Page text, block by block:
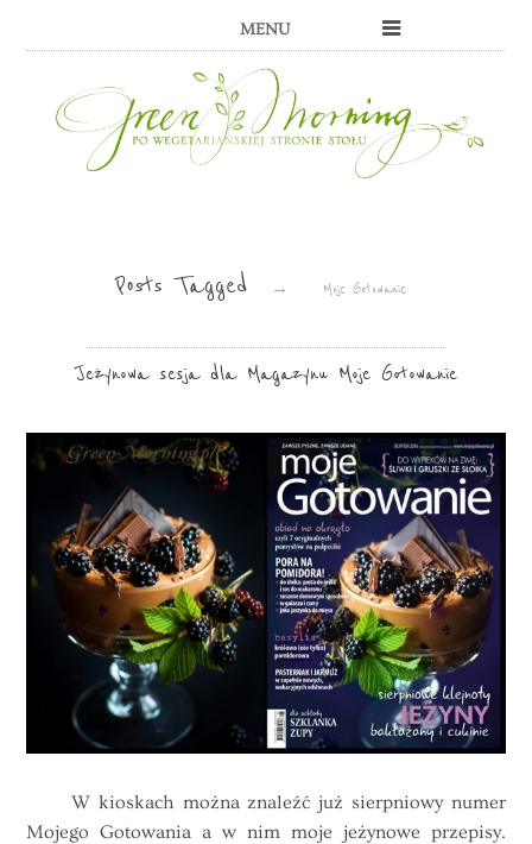
MENU
Posts Tagged → Moje Gotowanie
Jeżynowa sesja dla Magazynu Moje Gotowanie
W kioskach można znaleźć już sierpniowy numer
Mojego Gotowania a w nim moje jeżynowe przepisy.